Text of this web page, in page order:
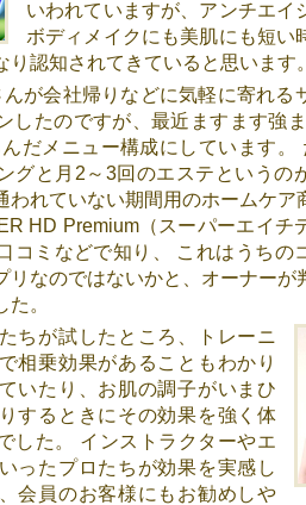
いわれていますが、アンチエイ
ボディメイクにも美肌にも短い
り認知されてきていると思います
が会社帰りなどに気軽に寄れる
したのですが、最近ますます強
んだメニュー構成にしています。
グと月2～3回のエステというの
われていない期間用のホームケア
HD Premium（スーパーエイチ
コミなどで知り、 これはうちの
リなのではないかと、オーナーが
。
ちが試したところ、トレーニ
相乗効果があることもわかり
いたり、お肌の調子がいまひ
するときにその効果を強く体
した。 インストラクターやエ
ったプロたちが効果を実感し
会員のお客様にもお勧めしや